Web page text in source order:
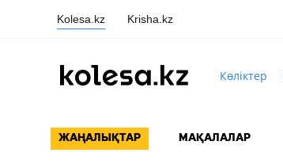
Kolesa.kz Krisha.kz
Көліктер
ЖАҢАЛЫҚТАР МАҚАЛАЛАР